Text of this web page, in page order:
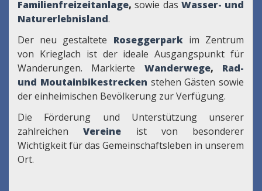
Familienfreizeitanlage,sowie das Wasser- und
Naturerlebnisland.
Der neu gestaltete Roseggerpark im Zentrum
von Krieglach ist der ideale Ausgangspunkt für
Wanderungen. Markierte Wanderwege, Rad-
und Moutainbikestrecken stehen Gästen sowie
der einheimischen Bevölkerung zur Verfügung.
Die Förderung und Unterstützung unserer
zahlreichenVereine
ist von besonderer
Wichtigkeit für das Gemeinschaftsleben in unserem
Ort.